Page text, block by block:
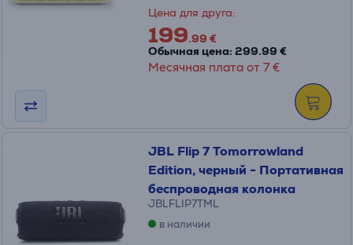
Цена для друга:
199.99 €
Обычная цена: 299.99 €
Месячная плата от 7 €
JBL Flip 7 Tomorrowland
Edition, черный - Портативная
беспроводная колонка
JBLFLIP7TML
в наличии